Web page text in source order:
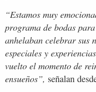
“Estamos muy
programa de bodas
anhelaban celebrar sus
especiales y
vuelto el momento de
ensueños”, señalan